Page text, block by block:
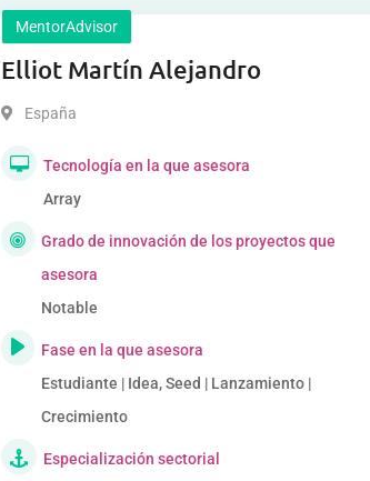
MentorAdvisor
Elliot Martín Alejandro
España
Tecnología en la que asesora
Array
Grado de innovación de los proyectos que
asesora
Notable
Fase en la que asesora
Estudiante | Idea, Seed | Lanzamiento |
Crecimiento
Especialización sectorial